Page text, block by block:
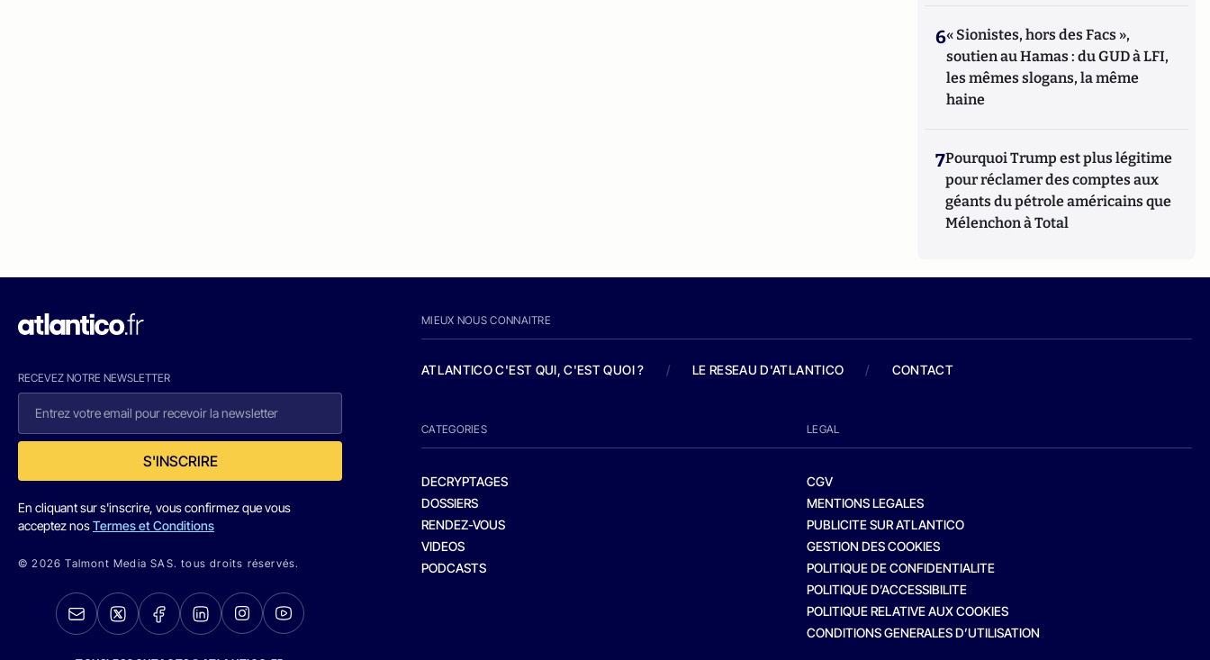
6« Sionistes, hors des Facs »,
soutien au Hamas : du GUD à LFI,
les mêmes slogans, la même
haine
7Pourquoi Trump est plus légitime
pour réclamer des comptes aux
géants du pétrole américains que
Mélenchon à Total
RECEVEZ NOTRE NEWSLETTER
S'INSCRIRE
En cliquant sur s'inscrire, vous confirmez que vous
acceptez nosTermes et Conditions
© 2026 Talmont Media SAS. tous droits réservés.
MIEUX NOUS CONNAITRE
ATLANTICO C'EST QUI, C'EST QUOI ? / LE RESEAU D'ATLANTICO / CONTACT
CATEGORIES
DECRYPTAGES
DOSSIERS
RENDEZ-VOUS
VIDEOS
PODCASTS
LEGAL
CGV
MENTIONS LEGALES
PUBLICITE SUR ATLANTICO
GESTION DES COOKIES
POLITIQUE DE CONFIDENTIALITE
POLITIQUE D’ACCESSIBILITE
POLITIQUE RELATIVE AUX COOKIES
CONDITIONS GENERALES D’UTILISATION